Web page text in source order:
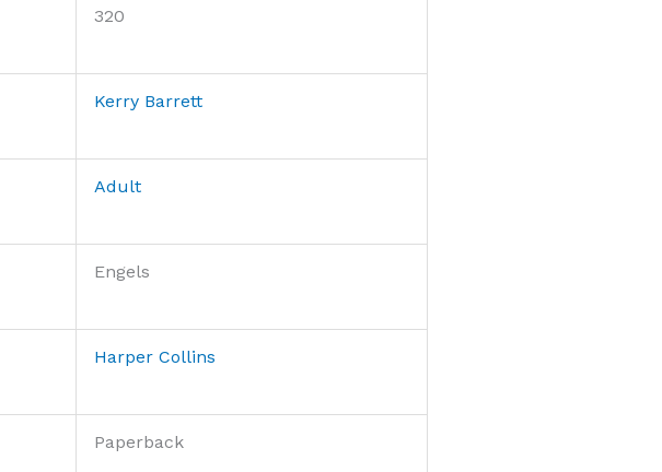
320
Kerry Barrett
Adult
Engels
Harper Collins
Paperback